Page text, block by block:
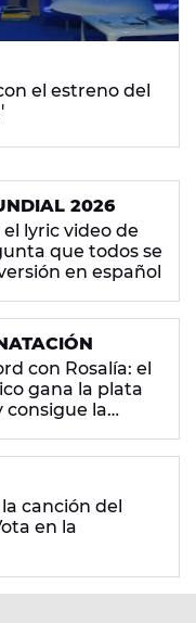
el estreno del
2026
lyric video de
que todos se
en español
con Rosalía: el
gana la plata
consigue la
canción del
en la